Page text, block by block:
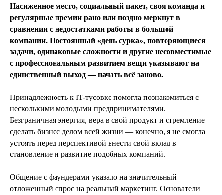
Насиженное место, социальный пакет, своя команда и
регулярные премии рано или поздно меркнут в
сравнении с недостатками работы в большой
компании. Постоянный «день сурка», повторяющиеся
задачи, одинаковые сложности и другие несовместимые
с профессиональным развитием вещи указывают на
единственный выход — начать всё заново.
Принадлежность к IT-тусовке помогла познакомиться с
несколькими молодыми предпринимателями.
Безграничная энергия, вера в свой продукт и стремление
сделать бизнес делом всей жизни — конечно, я не смогла
устоять перед перспективой внести свой вклад в
становление и развитие подобных компаний.
Общение с фаундерами указало на значительный
отложенный спрос на реальный маркетинг. Основатели